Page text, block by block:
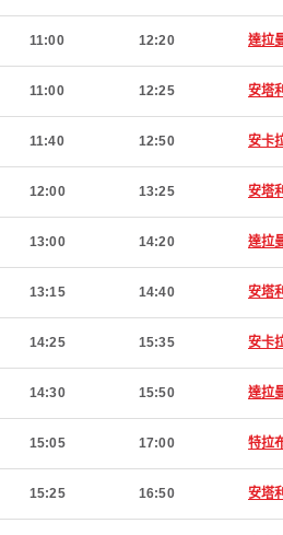
11:00 12:20 達拉
11:00 12:25 安塔
11:40 12:50 安卡
12:00 13:25 安塔
13:00 14:20 達拉
13:15 14:40 安塔
14:25 15:35 安卡
14:30 15:50 達拉
15:05 17:00 特拉
15:25 16:50 安塔